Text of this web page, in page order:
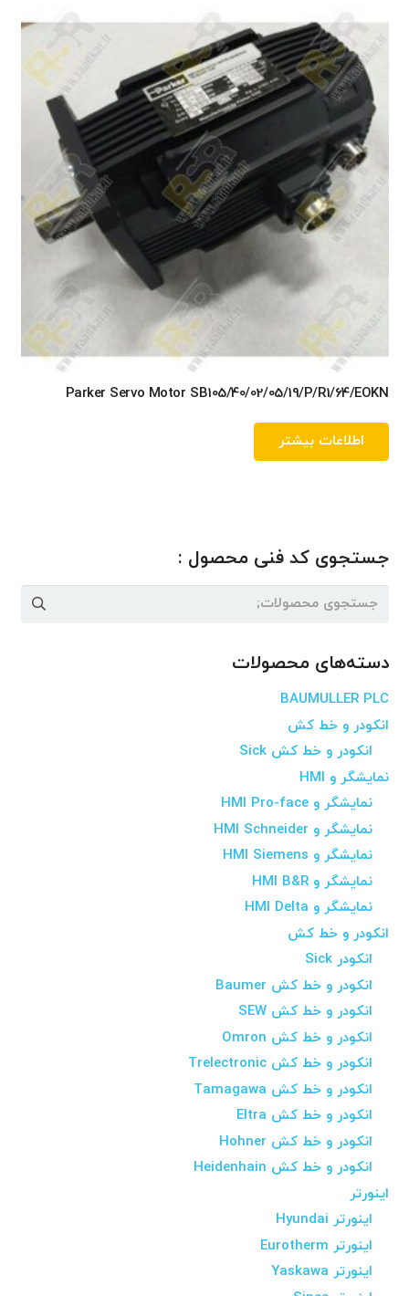
Parker Servo Motor SB105/40/02/05/19/P/R1/64/EOKN
اطلاعات بیشتر
جستجوی کد فنی محصول :
جستجو
دسته‌های محصولات
BAUMULLER PLC
انکودر و خط کش
انکودر و خط کش Sick
نمایشگر و HMI
نمایشگر و HMI Pro-face
نمایشگر و HMI Schneider
نمایشگر و HMI Siemens
نمایشگر و HMI B&R
نمایشگر و HMI Delta
انکودر و خط کش
انکودر Sick
انکودر و خط کش Baumer
انکودر و خط کش SEW
انکودر و خط کش Omron
انکودر و خط کش Trelectronic
انکودر و خط کش Tamagawa
انکودر و خط کش Eltra
انکودر و خط کش Hohner
انکودر و خط کش Heidenhain
اینورتر
اینورتر Hyundai
اینورتر Eurotherm
اینورتر Yaskawa